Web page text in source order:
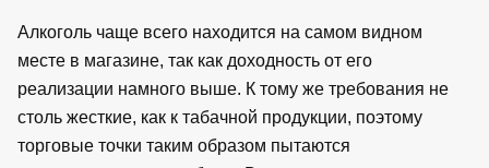
Алкоголь чаще всего находится на самом видном
месте в магазине, так как доходность от его
реализации намного выше. К тому же требования не
столь жесткие, как к табачной продукции, поэтому
торговые точки таким образом пытаются